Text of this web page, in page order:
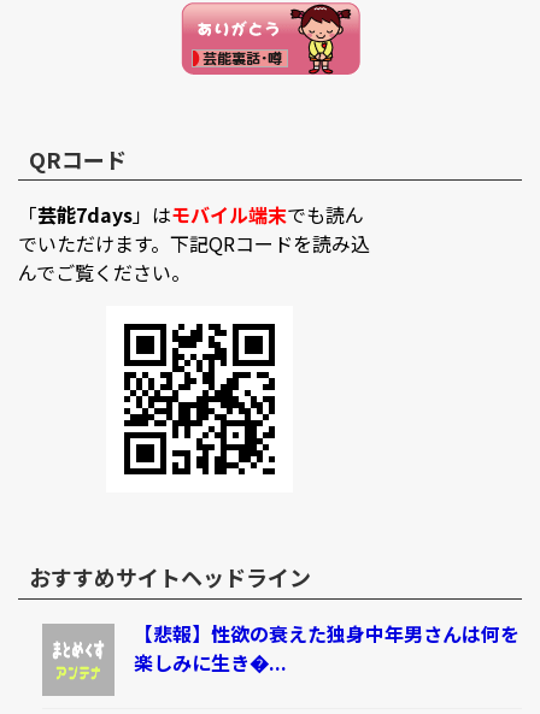
QRコード
「芸能7days」はモバイル端末でも読ん
でいただけます。下記QRコードを読み込
んでご覧ください。
おすすめサイトヘッドライン
【悲報】性欲の衰えた独身中年男さんは何を
楽しみに生き�...